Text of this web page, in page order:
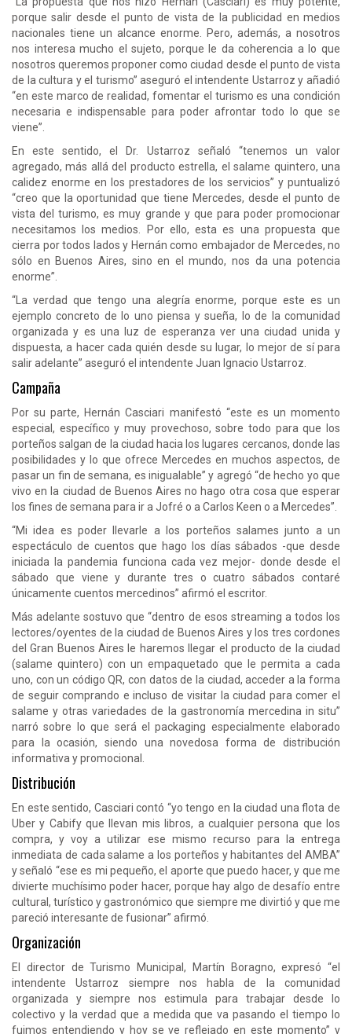
porque salir desde el punto de vista de la publicidad en medios
nacionales tiene un alcance enorme. Pero, además, a nosotros
nos interesa mucho el sujeto, porque le da coherencia a lo que
nosotros queremos proponer como ciudad desde el punto de vista
de la cultura y el turismo” aseguró el intendente Ustarroz y añadió
“en este marco de realidad, fomentar el turismo es una condición
necesaria e indispensable para poder afrontar todo lo que se
viene”.
En este sentido, el Dr. Ustarroz señaló “tenemos un valor
agregado, más allá del producto estrella, el salame quintero, una
calidez enorme en los prestadores de los servicios” y puntualizó
“creo que la oportunidad que tiene Mercedes, desde el punto de
vista del turismo, es muy grande y que para poder promocionar
necesitamos los medios. Por ello, esta es una propuesta que
cierra por todos lados y Hernán como embajador de Mercedes, no
sólo en Buenos Aires, sino en el mundo, nos da una potencia
enorme”.
“La verdad que tengo una alegría enorme, porque este es un
ejemplo concreto de lo uno piensa y sueña, lo de la comunidad
organizada y es una luz de esperanza ver una ciudad unida y
dispuesta, a hacer cada quién desde su lugar, lo mejor de sí para
salir adelante” aseguró el intendente Juan Ignacio Ustarroz.
Campaña
Por su parte, Hernán Casciari manifestó “este es un momento
especial, específico y muy provechoso, sobre todo para que los
porteños salgan de la ciudad hacia los lugares cercanos, donde las
posibilidades y lo que ofrece Mercedes en muchos aspectos, de
pasar un fin de semana, es inigualable” y agregó “de hecho yo que
vivo en la ciudad de Buenos Aires no hago otra cosa que esperar
los fines de semana para ir a Jofré o a Carlos Keen o a Mercedes”.
“Mi idea es poder llevarle a los porteños salames junto a un
espectáculo de cuentos que hago los días sábados -que desde
iniciada la pandemia funciona cada vez mejor- donde desde el
sábado que viene y durante tres o cuatro sábados contaré
únicamente cuentos mercedinos” afirmó el escritor.
Más adelante sostuvo que “dentro de esos streaming a todos los
lectores/oyentes de la ciudad de Buenos Aires y los tres cordones
del Gran Buenos Aires le haremos llegar el producto de la ciudad
(salame quintero) con un empaquetado que le permita a cada
uno, con un código QR, con datos de la ciudad, acceder a la forma
de seguir comprando e incluso de visitar la ciudad para comer el
salame y otras variedades de la gastronomía mercedina in situ”
narró sobre lo que será el packaging especialmente elaborado
para la ocasión, siendo una novedosa forma de distribución
informativa y promocional.
Distribución
En este sentido, Casciari contó “yo tengo en la ciudad una flota de
Uber y Cabify que llevan mis libros, a cualquier persona que los
compra, y voy a utilizar ese mismo recurso para la entrega
inmediata de cada salame a los porteños y habitantes del AMBA”
y señaló “ese es mi pequeño, el aporte que puedo hacer, y que me
divierte muchísimo poder hacer, porque hay algo de desafío entre
cultural, turístico y gastronómico que siempre me divirtió y que me
pareció interesante de fusionar” afirmó.
Organización
El director de Turismo Municipal, Martín Boragno, expresó “el
intendente Ustarroz siempre nos habla de la comunidad
organizada y siempre nos estimula para trabajar desde lo
colectivo y la verdad que a medida que va pasando el tiempo lo
fuimos entendiendo y hoy se ve reflejado en este momento” y